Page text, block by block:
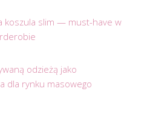
koszula slim — must-have w
odzieżą jako
dla rynku masowego